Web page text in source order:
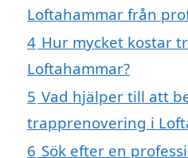
Loftahammar från
4 Hur mycket kostar
Loftahammar?
5 Vad hjälper till att
trapprenovering i
6 Sök efter en